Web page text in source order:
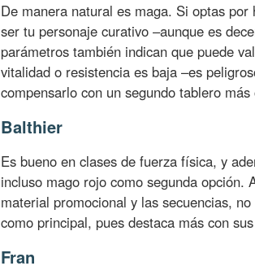
De manera natural es maga. Si optas
ser tu personaje curativo –aunque es
parámetros también indican que puede
vitalidad o resistencia es baja –es
compensarlo con un segundo tablero más
Balthier
Es bueno en clases de fuerza física, y
incluso mago rojo como segunda opción.
material promocional y las secuencias,
como principal, pues destaca más con
Fran